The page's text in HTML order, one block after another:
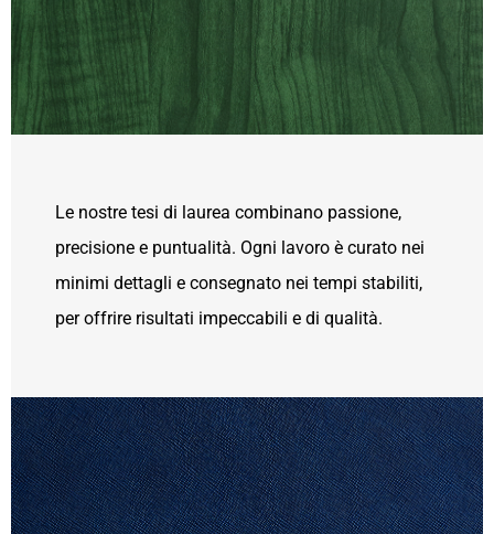
Le nostre tesi di laurea combinano passione,
precisione e puntualità. Ogni lavoro è curato nei
minimi dettagli e consegnato nei tempi stabiliti,
per offrire risultati impeccabili e di qualità.